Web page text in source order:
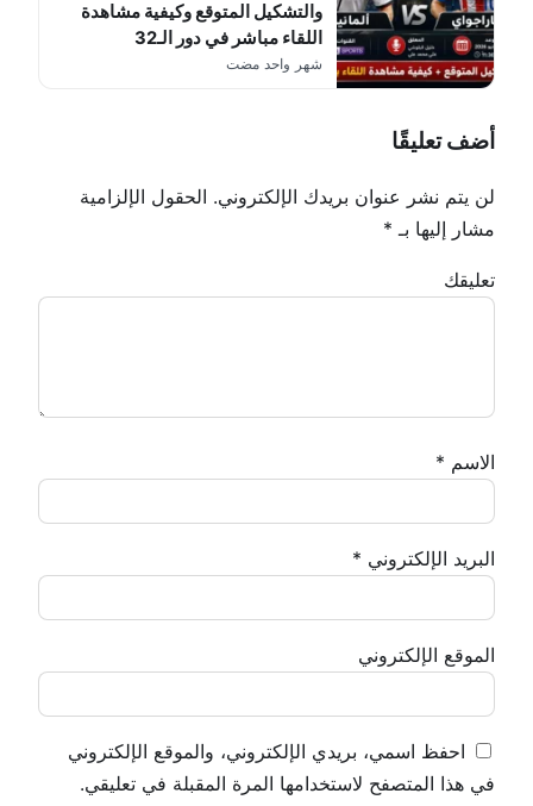
والتشكيل المتوقع وكيفية مشاهدة
اللقاء مباشر في دور الـ32
شهر واحد مضت
أضف تعليقًا
لن يتم نشر عنوان بريدك الإلكتروني. الحقول الإلزامية
مشار إليها بـ *
تعليقك
الاسم *
البريد الإلكتروني *
الموقع الإلكتروني
احفظ اسمي، بريدي الإلكتروني، والموقع الإلكتروني
في هذا المتصفح لاستخدامها المرة المقبلة في تعليقي.